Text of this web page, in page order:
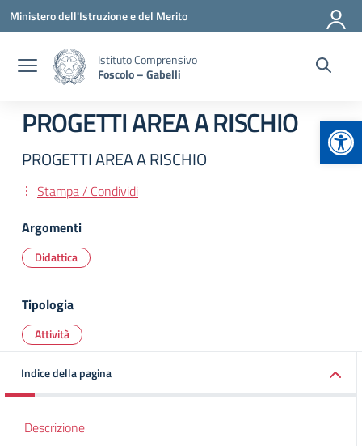
Vai ai contenuti
Vai al menu di navigazione
Vai al footer
Ministero dell'Istruzione e del Merito
Istituto Comprensivo
Foscolo – Gabelli
PROGETTI AREA A RISCHIO
PROGETTI AREA A RISCHIO
Stampa / Condividi
Argomenti
Didattica
Tipologia
Attività
Indice della pagina
Descrizione